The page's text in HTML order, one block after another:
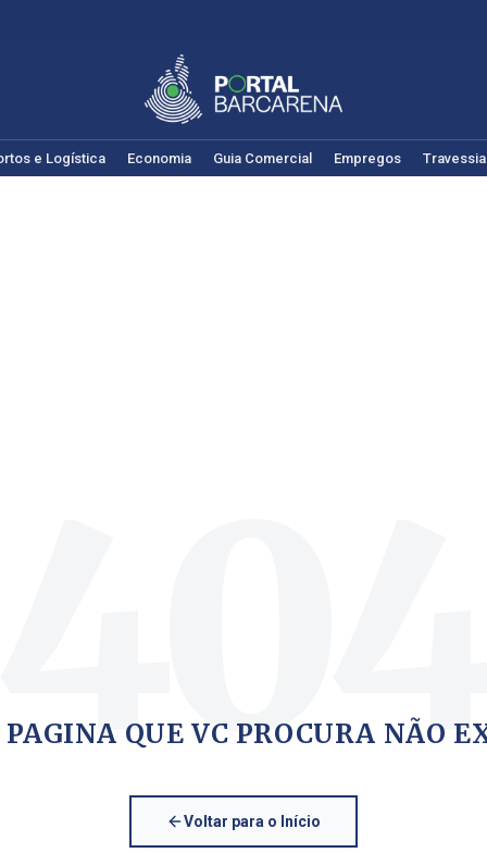
e Logística Economia Guia Comercial Empregos
PAGINA QUE VC PROCURA NÃO
Voltar para o Início